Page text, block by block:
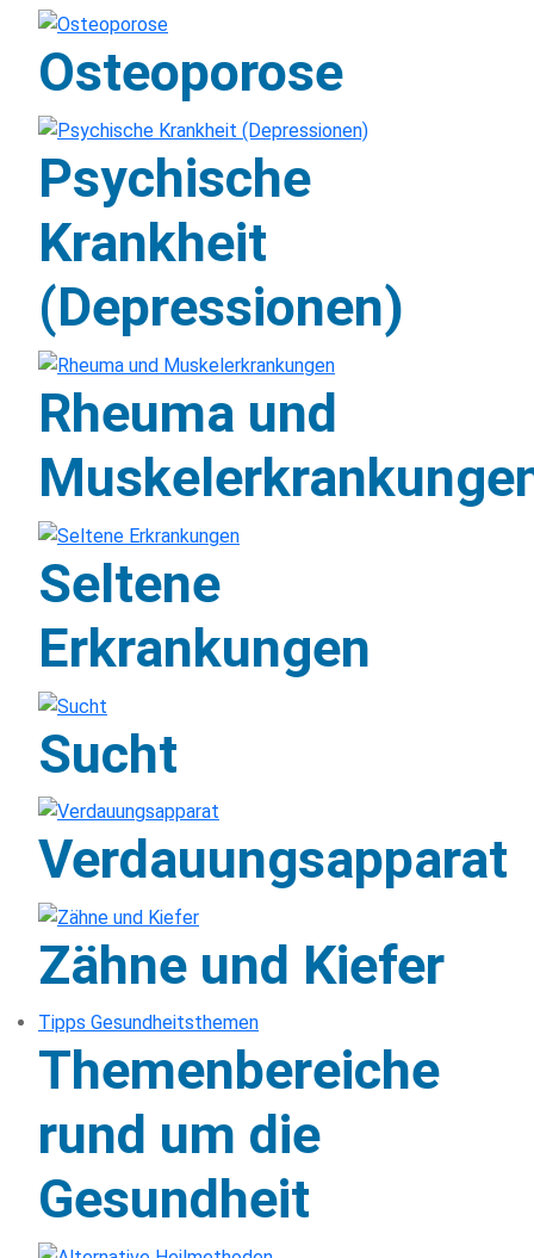
Osteoporose
Psychische
Krankheit
(Depressionen)
Rheuma und
Seltene
Erkrankungen
Sucht
Verdauungsapparat
Zähne und Kiefer
Tipps Gesundheitsthemen
Themenbereiche
rund um die
Gesundheit